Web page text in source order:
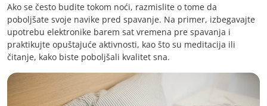
Ako se često budite tokom noći, razmislite o tome da
poboljšate svoje navike pred spavanje. Na primer, izbegavajte
upotrebu elektronike barem sat vremena pre spavanja i
praktikujte opuštajuće aktivnosti, kao što su meditacija ili
čitanje, kako biste poboljšali kvalitet sna.